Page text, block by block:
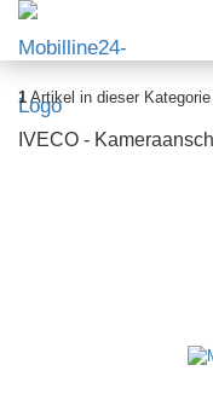
1 Artikel in dieser Kategorie
IVECO -